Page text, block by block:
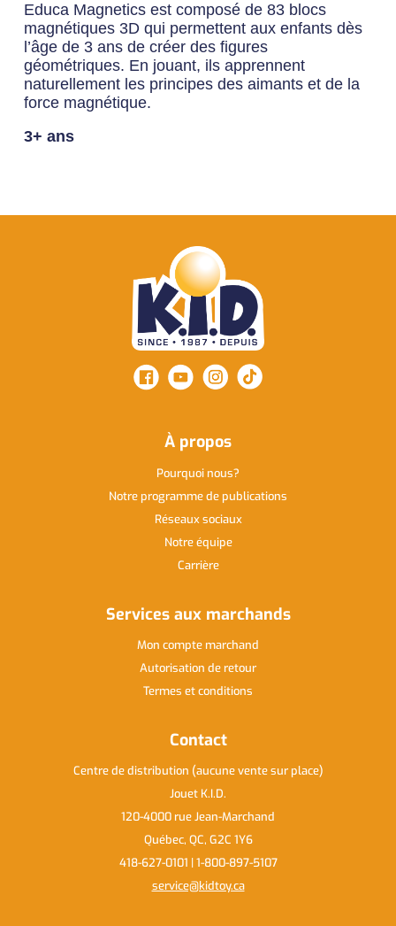
Educa Magnetics est composé de 83 blocs
magnétiques 3D qui permettent aux enfants dès
l’âge de 3 ans de créer des figures
géométriques. En jouant, ils apprennent
naturellement les principes des aimants et de la
force magnétique.
3+ ans
À propos
Pourquoi nous
Notre programme de publications
Réseaux sociaux
Notre équipe
Carrière
Services aux marchands
Mon compte marchand
Autorisation de retour
Termes et conditions
Contact
Centre de distribution (aucune vente sur place)
Jouet K.I.D.
120-4000 rue Jean-Marchand
Québec, QC, G2C 1Y6
418-627-0101 | 1-800-897-5107
service@kidtoy.ca